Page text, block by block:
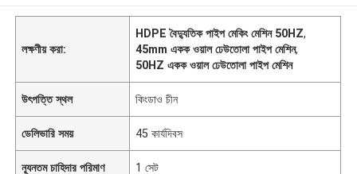
লক্ষণীয় করা:
HDPE বৈদ্যুতিক পাইপ মেকিং মেশিন 50HZ,
45mm একক ওয়াল ঢেউতোলা পাইপ মেশিন,
50HZ একক ওয়াল ঢেউতোলা পাইপ মেশিন
উৎপত্তি স্থল কিংডাও চীন
ডেলিভারি সময় 45 কার্যদিবস
ন্যূনতম চাহিদার পরিমাণ 1 সেট